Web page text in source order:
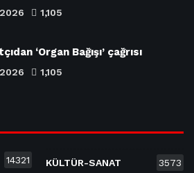
1,105
‘Organ Bağışı’ çağrısı
1,105
14321 KÜLTÜR-SANAT 3573